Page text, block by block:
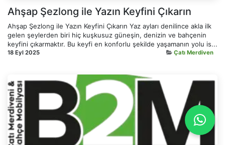
Ahşap Şezlong ile Yazın Keyfini Çıkarın
Ahşap Şezlong ile Yazın Keyfini Çıkarın Yaz ayları denilince akla ilk
gelen şeylerden biri hiç kuşkusuz güneşin, denizin ve bahçenin
keyfini çıkarmaktır. Bu keyfi en konforlu şekilde yaşamanın yolu is...
18 Eyl 2025 Çatı Merdiven